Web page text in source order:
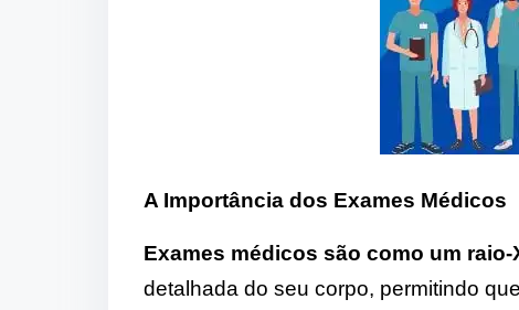
A Importância dos Exames Médicos
Exames médicos são como um raio-
detalhada do seu corpo, permitindo